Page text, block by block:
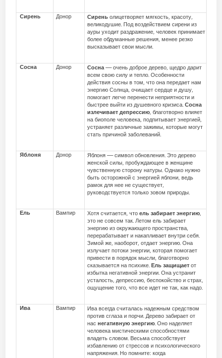
Сирень Донор Сирень олицетворяет мягкость, красоту,
великодушие. Под воздействием сирени из
ауры уходит раздражение, человек принимает
более обдуманные решения, менее резко
высказывает свои мысли.
Сосна Донор Сосна— очень доброе дерево, щедро дарит
всем свою силу и тепло. Особенности
действия сосны в том, что она передает нам
энергию Солнца, очищает сердце и душу,
помогает легче перенести неприятности и
быстрее выйти из душевного кризиса.Сосна
излечивает депрессию, благотворно влияет
на биополе человека, подпитывает энергией,
устраняет различные зажимы, которые могут
стать причиной заболеваний.
Яблоня Донор
Яблоня — символ обновления. Это дерево
женской силы, пробуждающее в женщине
чувственную сторону натуры. Однако нужно
быть осторожной с энергией яблони, ведь
рамок для нее не существует,
руководствуется только зовом природы.
Ель Вампир Хотя считается, чтоель забирает энергию,
это не совсем так. Летом ель забирает
энергию из окружающего пространства,
перерабатывает и накапливает внутри себя.
Зимой же, наоборот, отдает энергию. Она
излучает потоки энергии, которая помога­ет
привести в порядок мысли, благотворно
сказывается на психике.Ель защищает от
избытка негативной энергии. Она устранит
усталость, депрессию, беспокойство и страх,
ощущение того, что все идет не так, как надо.
Ива Вампир
Ива всегда считалась надежным средством
против сглаза и порчи. Дерево забирает от
наснегативную энергию. Оно наделяет
человека мистическими способностями
владеть словом. Весьма способствует
избавлению от стрессов и психологического
напряжения. Но помните: когда